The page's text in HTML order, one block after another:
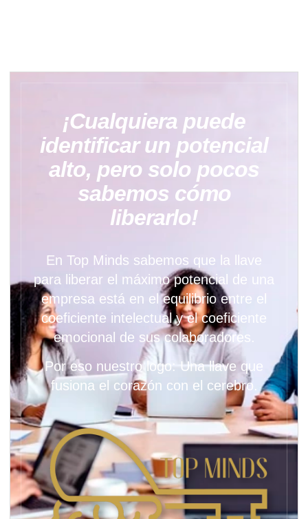
¡Cualquiera puede
identificar un potencial
alto, pero solo pocos
sabemos cómo
liberarlo!
En Top Minds sabemos que la llave
para liberar el máximo potencial de una
empresa está en el equilibrio entre el
coeficiente intelectual y el coeficiente
emocional de sus colaboradores.
Por eso nuestro logo: Una llave que
fusiona el corazón con el cerebro.